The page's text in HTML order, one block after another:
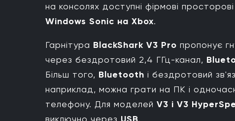
на консолях доступні фірмові просторові
Windows Sonic на Xbox.
Гарнітура BlackShark V3 Pro пропонує
через бездротовий 2,4 ГГц-канал,
Більш того, Bluetooth і бездротовий
наприклад, можна грати на ПК і
телефону. Для моделей V3 і V3
виключно через
.